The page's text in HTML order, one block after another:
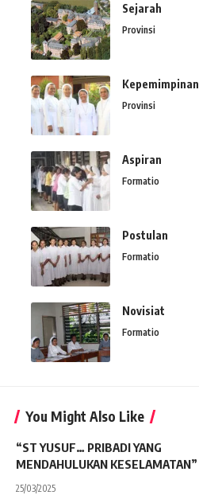
Sejarah
Provinsi
Kepemimpinan
Provinsi
Aspiran
Formatio
Postulan
Formatio
Novisiat
Formatio
You Might Also Like
“ST YUSUF… PRIBADI YANG
MENDAHULUKAN KESELAMATAN”
25/03/2025